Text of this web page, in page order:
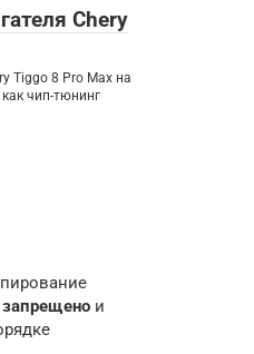
Chery
Tiggo 8 Pro Max на
чип-тюнинг
запрещено и